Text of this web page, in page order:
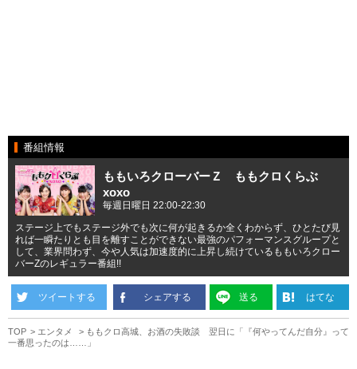
番組情報
ももいろクローバーＺ ももクロくらぶ
xoxo
毎週日曜日 22:00-22:30
ステージ上でもステージ外でも次に何が起きるか全くわからず、ひとたび見
れば一瞬たりとも目を離すことができない最強のパフォーマンスグループと
して、業界問わず、今や人気は加速度的に上昇し続けているももいろクロー
バーZのレギュラー番組!!
ツイートする シェアする 送る はてな
TOP エンタメ
ももクロ高城、お酒の失敗談 翌日に「『何やってんだ自分』って
一番思ったのは……」